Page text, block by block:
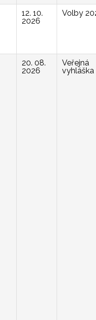
12. 10.
2026
Volby
20. 08.
2026
Veřejná
vyhláška